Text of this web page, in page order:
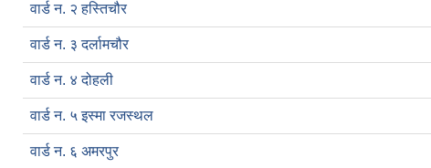
वार्ड न. २ हस्तिचौर
वार्ड न. ३ दर्लामचौर
वार्ड न. ४ दोहली
वार्ड न. ५ इस्मा रजस्थल
वार्ड न. ६ अमरपुर